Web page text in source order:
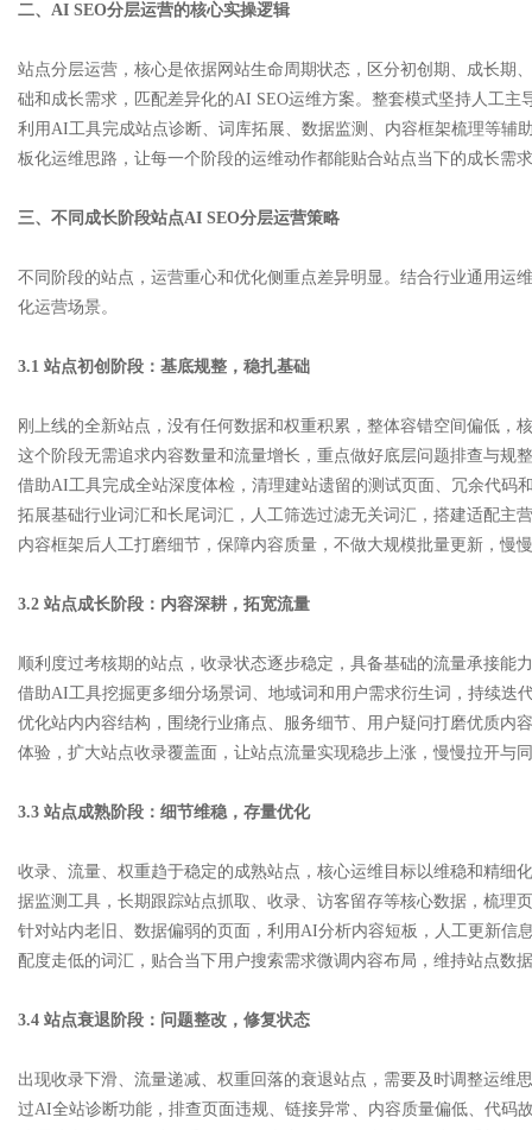
二、AI SEO分层运营的核心实操逻辑
站点分层运营，核心是依据网站生命周期状态，区分初创期、成长期
础和成长需求，匹配差异化的AI SEO运维方案。整套模式坚持人工主
利用AI工具完成站点诊断、词库拓展、数据监测、内容框架梳理等辅
板化运维思路，让每一个阶段的运维动作都能贴合站点当下的成长需
三、不同成长阶段站点AI SEO分层运营策略
不同阶段的站点，运营重心和优化侧重点差异明显。结合行业通用运
化运营场景。
3.1 站点初创阶段：基底规整，稳扎基础
刚上线的全新站点，没有任何数据和权重积累，整体容错空间偏低，
这个阶段无需追求内容数量和流量增长，重点做好底层问题排查与规
借助AI工具完成全站深度体检，清理建站遗留的测试页面、冗余代码
拓展基础行业词汇和长尾词汇，人工筛选过滤无关词汇，搭建适配主
内容框架后人工打磨细节，保障内容质量，不做大规模批量更新，慢
3.2 站点成长阶段：内容深耕，拓宽流量
顺利度过考核期的站点，收录状态逐步稳定，具备基础的流量承接能
借助AI工具挖掘更多细分场景词、地域词和用户需求衍生词，持续迭
优化站内内容结构，围绕行业痛点、服务细节、用户疑问打磨优质内
体验，扩大站点收录覆盖面，让站点流量实现稳步上涨，慢慢拉开与
3.3 站点成熟阶段：细节维稳，存量优化
收录、流量、权重趋于稳定的成熟站点，核心运维目标以维稳和精细
据监测工具，长期跟踪站点抓取、收录、访客留存等核心数据，梳理
针对站内老旧、数据偏弱的页面，利用AI分析内容短板，人工更新信
配度走低的词汇，贴合当下用户搜索需求微调内容布局，维持站点数
3.4 站点衰退阶段：问题整改，修复状态
出现收录下滑、流量递减、权重回落的衰退站点，需要及时调整运维
过AI全站诊断功能，排查页面违规、链接异常、内容质量偏低、代码